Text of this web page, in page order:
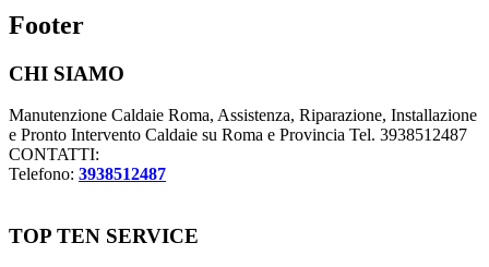
Footer
CHI SIAMO
Manutenzione Caldaie Roma, Assistenza, Riparazione, Installazione
e Pronto Intervento Caldaie su Roma e Provincia Tel. 3938512487
CONTATTI:
Telefono: 3938512487
TOP TEN SERVICE